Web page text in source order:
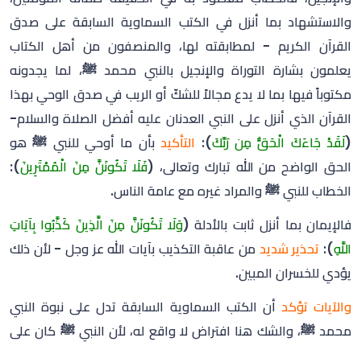
والاستشهاد بما أنزل في الكتب السماوية السابقة على صدق
القرآن الكريم - لمطابقته لها، والمنصفون من أهل الكتاب
يعلمون بشارة التوراة والإنجيل بالنبي محمد ﷺ، لما يجدونه
مكتوباً فيها بما لا يدع مجالاً للشكّ أو الريب في صدق الوحي بهذا
القرآن الذي أنزل على النبي العدنان عليه أفضل الصلاة والسلام-
(لَقَدْ جَاءَكَ الْحَقُّ مِن رَبِّكَ): التأكيدبأن ما أوحي للنبي ﷺ هو
الحق الواضح من الله تبارك وتعالى، (فَلَا تَكُونَنَّ مِنَ الْمُمْتَرِينَ):
الخطاب للنبي ﷺ والمراد غيره مع عامة الناس.
فالإيمان بما أنزل ثابت بالأدلة (وَلَا تَكُونَنَّ مِنَ الَّذِينَ كَذَّبُوا بِآيَاتِ
اللَّهِ): تحذير شديد من عاقبة التكذيب بآيات الله عز وجل - لأن ذلك
يؤدي للخسران المبين.
والآيات تؤكد أن الكتب السماوية السابقة تدل على نبوة النبي
محمد ﷺ، والشك هنا افتراض لا واقع له، لأن النبي ﷺ كان على